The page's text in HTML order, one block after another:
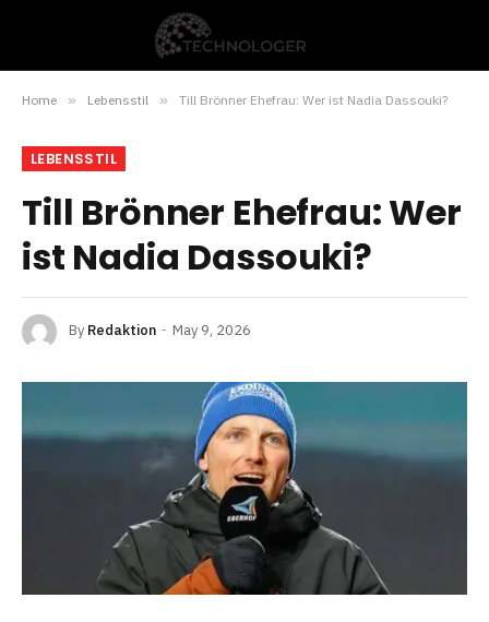
Home » Lebensstil » Till Brönner Ehefrau: Wer ist Nadia Dassouki?
LEBENSSTIL
Till Brönner Ehefrau: Wer
ist Nadia Dassouki?
By Redaktion May 9, 2026